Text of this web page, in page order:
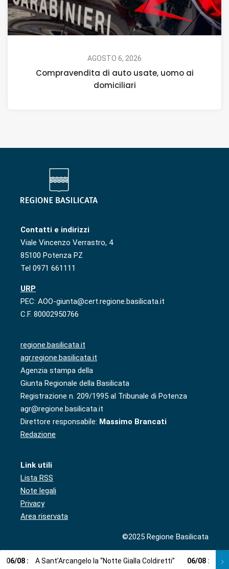
AGOSTO 6, 2026
Compravendita di auto usate, uomo ai
domiciliari
Contatti e indirizzi
Viale Vincenzo Verrastro, 4
85100 Potenza PZ
Tel 0971 661111
URP
PEC: AOO-giunta@cert.regione.basilicata.it
C.F. 80002950766
regione.basilicata.it
agr.regione.basilicata.it
Agenzia stampa della
Giunta Regionale della Basilicata
Registrazione n. 209/1995 al Tribunale di Potenza
agr@regione.basilicata.it
Direttore responsabile: Massimo Brancati
Redazione
Link utili
Lista RSS
Note legali
Privacy
Area riservata
©2025 Regione Basilicata
06/08 : A Sant’Arcangelo la “Notte Gialla Coldiretti” 06/08 : A